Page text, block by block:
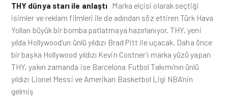
THY dünya starı ile anlaştı Marka elçisi olarak seçtiği
isimler ve reklam filmleri ile de adından söz ettiren Türk Hava
Yolları büyük bir bomba patlatmaya hazırlanıyor. THY, yeni
yılda Hollywood’un ünlü yıldızı Brad Pitt ile uçacak. Daha önce
bir başka Hollywood yıldızı Kevin Costner’ı marka yüzü yapan
THY, yakın zamanda ise Barcelona Futbol Takımı’nın ünlü
yıldızı Lionel Messi ve Amerikan Basketbol Ligi NBA’nin
gelmiş